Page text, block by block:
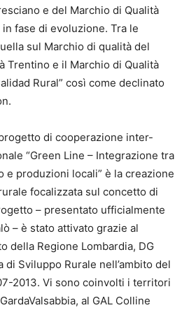
e del Marchio di Qualità
fase di evoluzione. Tra le
sul Marchio di qualità del
Trentino e il Marchio di Qualità
Rural” così come declinato
di cooperazione inter-
“Green Line – Integrazione tra
e produzioni locali” è la creazione
focalizzata sul concetto di
– presentato ufficialmente
– è stato attivato grazie al
della Regione Lombardia, DG
Sviluppo Rurale nell’ambito del
2013. Vi sono coinvolti i territori
al GAL Colline